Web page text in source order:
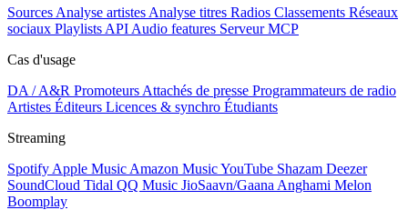
Sources Analyse artistes Analyse titres Radios Classements Réseaux
sociaux Playlists API Audio features Serveur MCP
Cas d'usage
DA / A&R Promoteurs Attachés de presse Programmateurs de radio
Artistes Éditeurs Licences & synchro Étudiants
Streaming
Spotify Apple Music Amazon MusicYouTube Shazam Deezer
SoundCloud Tidal QQ Music JioSaavn/Gaana Anghami Melon
Boomplay